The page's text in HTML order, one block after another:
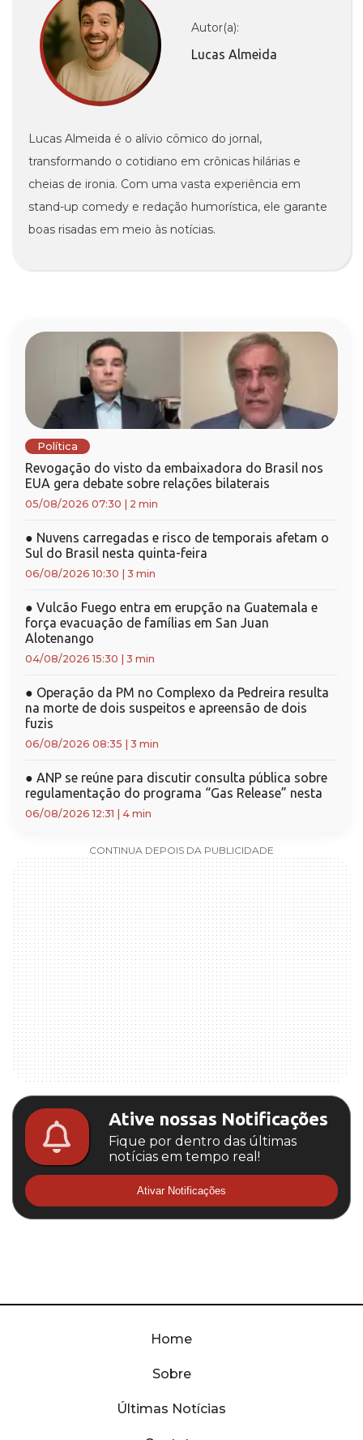
Autor(a):
Lucas Almeida
Lucas Almeida é o alívio cômico do jornal,
transformando o cotidiano em crônicas hilárias e
cheias de ironia. Com uma vasta experiência em
stand-up comedy e redação humorística, ele garante
boas risadas em meio às notícias.
Política
Revogação do visto da embaixadora do Brasil nos
EUA gera debate sobre relações bilaterais
05/08/2026 07:30 | 2 min
● Nuvens carregadas e risco de temporais afetam o
Sul do Brasil nesta quinta-feira
06/08/2026 10:30 | 3 min
● Vulcão Fuego entra em erupção na Guatemala e
força evacuação de famílias em San Juan
Alotenango
04/08/2026 15:30 | 3 min
● Operação da PM no Complexo da Pedreira resulta
na morte de dois suspeitos e apreensão de dois
fuzis
06/08/2026 08:35 | 3 min
● ANP se reúne para discutir consulta pública sobre
regulamentação do programa “Gas Release” nesta
06/08/2026 12:31 | 4 min
CONTINUA DEPOIS DA PUBLICIDADE
Ative nossas Notificações
Fique por dentro das últimas
notícias em tempo real!
Ativar Notificações
Home
Sobre
Últimas Notícias